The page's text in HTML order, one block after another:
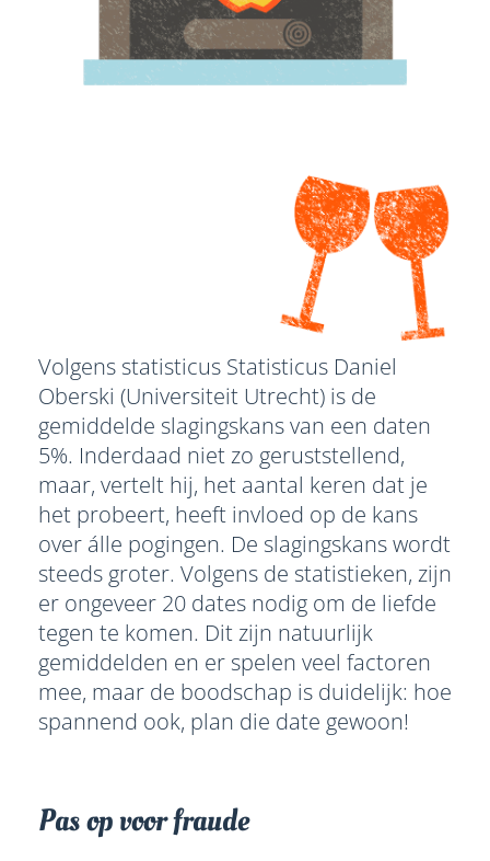
Volgens statisticus Statisticus Daniel
Oberski (Universiteit Utrecht) is de
gemiddelde slagingskans van een daten
5%. Inderdaad niet zo geruststellend,
maar, vertelt hij, het aantal keren dat je
het probeert, heeft invloed op de kans
over álle pogingen. De slagingskans wordt
steeds groter. Volgens de statistieken, zijn
er ongeveer 20 dates nodig om de liefde
tegen te komen. Dit zijn natuurlijk
gemiddelden en er spelen veel factoren
mee, maar de boodschap is duidelijk: hoe
spannend ook, plan die date gewoon!
Pas op voor fraude